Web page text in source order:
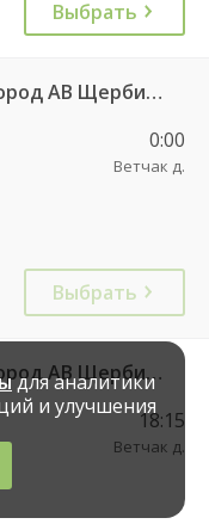
Выбрать
Пильна пгт АС — Нижний Новгород АВ Щербинки
0:00
Ветчак д.
Выбрать
Пильна пгт АС — Нижний Новгород АВ Щербинки
18:15
Ветчак д.
для аналитики
и улучшения